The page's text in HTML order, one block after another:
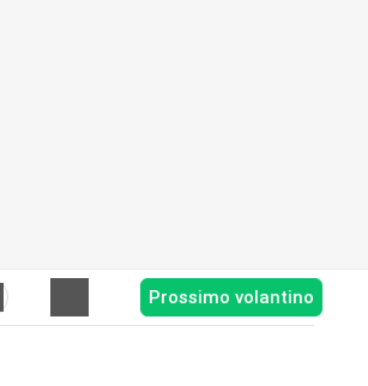
Prossimo volantino